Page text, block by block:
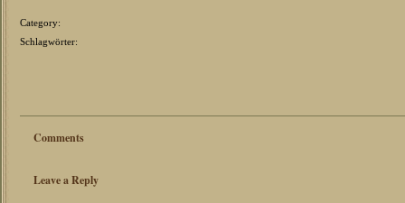
Category:
Schlagwörter:
Comments
Leave a Reply